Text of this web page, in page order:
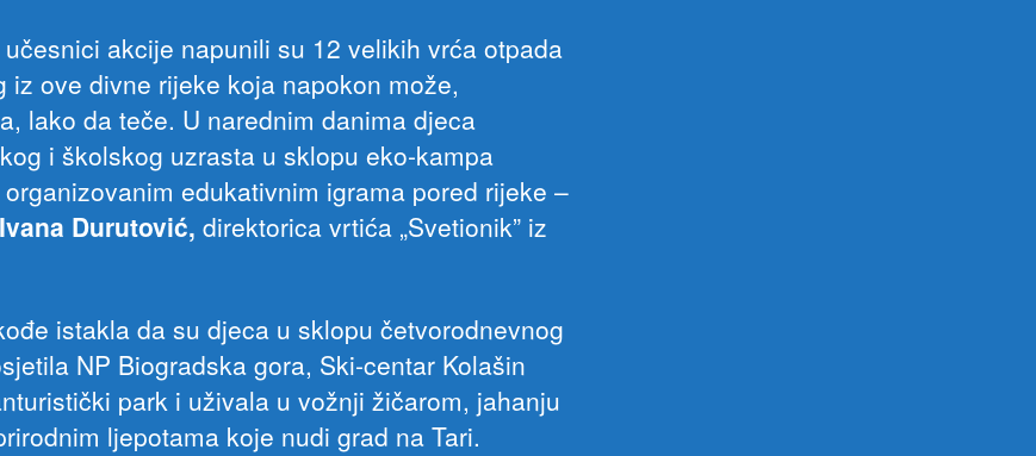
akcije napunili su 12 velikih vrća otpada
iz ove divne rijeke koja napokon može,
lako da teče. U narednim danima djeca
i školskog uzrasta u sklopu eko-kampa
edukativnim igrama pored rijeke –
Ivana Durutović, direktorica vrtića „Svetionik” iz
istakla da su djeca u sklopu četvorodnevnog
NP Biogradska gora, Ski-centar Kolašin
park i uživala u vožnji žičarom, jahanju
ljepotama koje nudi grad na Tari.